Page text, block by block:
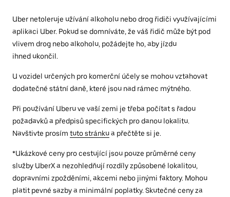
Uber netoleruje užívání alkoholu nebo drog řidiči využívajícími
aplikaci Uber. Pokud se domníváte, že váš řidič může být pod
vlivem drog nebo alkoholu, požádejte ho, aby jízdu
ihned ukončil.
U vozidel určených pro komerční účely se mohou vztahovat
dodatečné státní daně, které jsou nad rámec mýtného.
Při používání Uberu ve vaší zemi je třeba počítat s řadou
požadavků a předpisů specifických pro danou lokalitu.
Navštivte prosím tuto stránkua přečtěte si je.
*Ukázkové ceny pro cestující jsou pouze průměrné ceny
služby UberX a nezohledňují rozdíly způsobené lokalitou,
dopravními zpožděními, akcemi nebo jinými faktory. Mohou
platit pevné sazby a minimální poplatky. Skutečné ceny za